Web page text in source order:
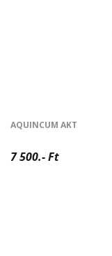
AQUINCUM AKT
7 500.- Ft